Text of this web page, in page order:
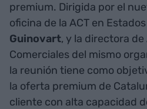
premium. Dirigida por el
oficina de la ACT en
Guinovart, y la directora
Comerciales del mismo
la reunión tiene como
la oferta premium de
cliente con alta capacidad